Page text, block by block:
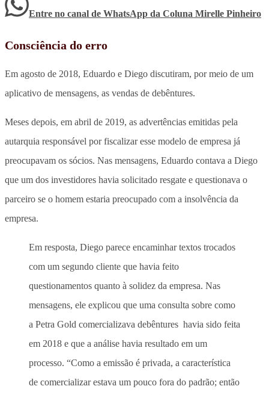
Entre no canal de WhatsApp da Coluna Mirelle Pinheiro
Consciência do erro
Em agosto de 2018, Eduardo e Diego discutiram, por meio de um
aplicativo de mensagens, as vendas de debêntures.
Meses depois, em abril de 2019, as advertências emitidas pela
autarquia responsável por fiscalizar esse modelo de empresa já
preocupavam os sócios. Nas mensagens, Eduardo contava a Diego
que um dos investidores havia solicitado resgate e questionava o
parceiro se o homem estaria preocupado com a insolvência da
empresa.
Em resposta, Diego parece encaminhar textos trocados
com um segundo cliente que havia feito
questionamentos quanto à solidez da empresa. Nas
mensagens, ele explicou que uma consulta sobre como
a Petra Gold comercializava debêntures havia sido feita
em 2018 e que a análise havia resultado em um
processo. “Como a emissão é privada, a característica
de comercializar estava um pouco fora do padrão; então